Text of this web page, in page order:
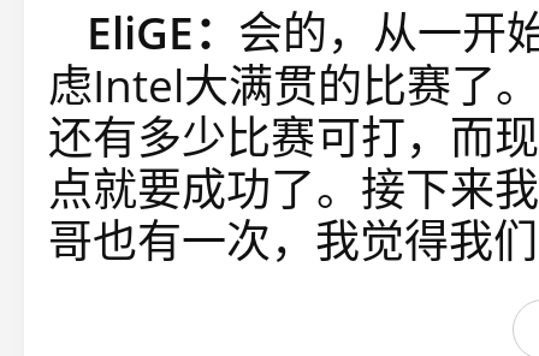
EliGE： 会的，从一开
虑Intel大满贯的比赛了
还有多少比赛可打，而
点就要成功了。接下来
哥也有一次，我觉得我